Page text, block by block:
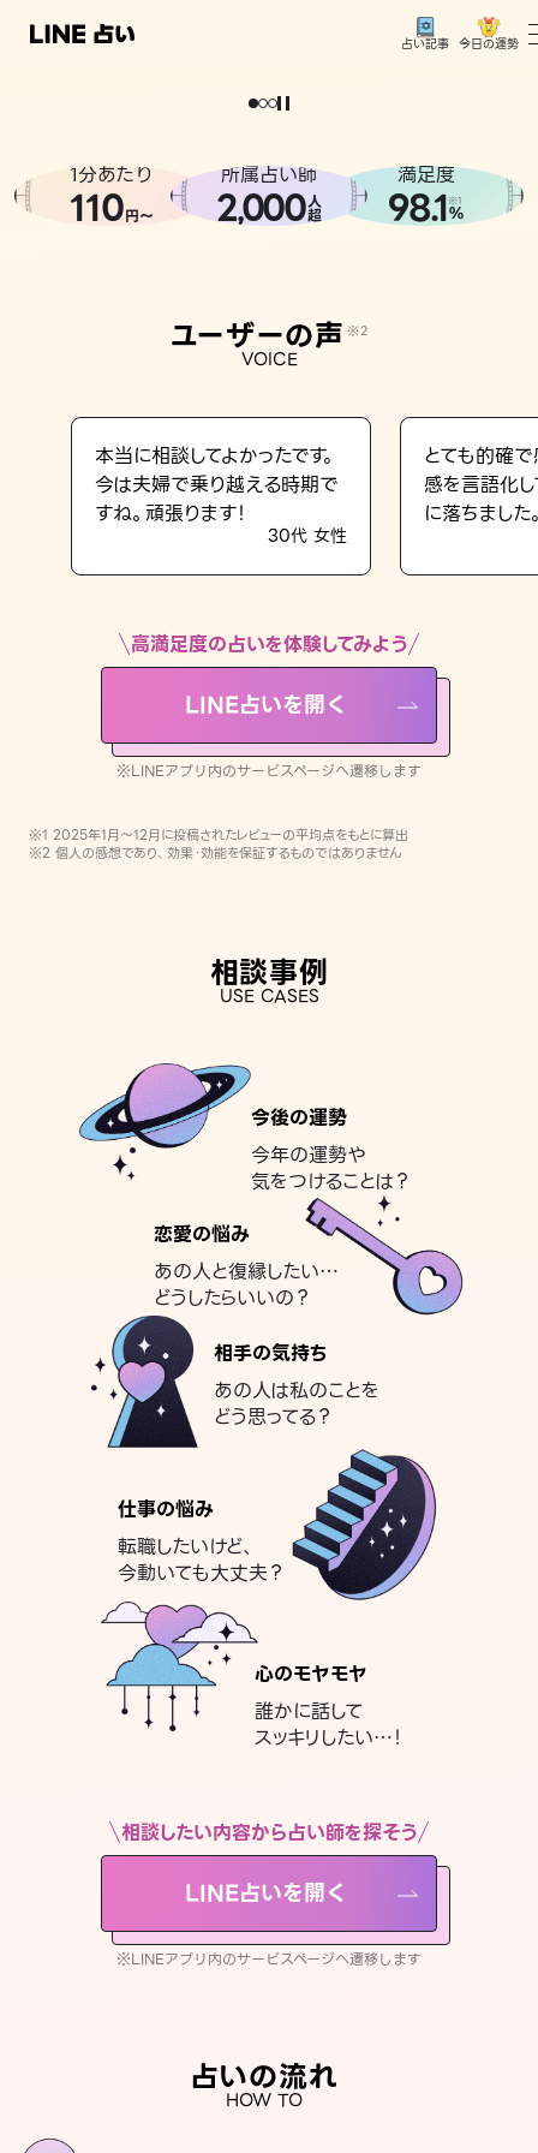
占い記事 今日の運勢
相談事例
LINE占いを開く
※LINEアプリ内のサービスページへ遷移します
どうせなら
。
1分あたり
110円〜
所属占い師
2,000人
超
満足度
98.1※1
%
ユーザーの声 ※2
VOICE
本当に相談してよかったです。
今は夫婦で乗り越える時期で
すね。頑張ります！
30代 女性
とても的確
感を言語化
に落ちました
高満足度の占いを体験してみよう
LINE占いを開く
※LINEアプリ内のサービスページへ遷移します
※1 2025年1月〜12月に投稿されたレビューの平均点をもとに算出
※2 個人の感想であり、効果・効能を保証するものではありません
相談事例
USE CASES
今後の運勢
今年の運勢や
気をつけることは？
恋愛の悩み
あの人と復縁したい…
どうしたらいいの？
相手の気持ち
あの人は私のことを
どう思ってる？
仕事の悩み
転職したいけど、
今動いても大丈夫？
心のモヤモヤ
誰かに話して
スッキリしたい…！
相談したい内容から占い師を探そう
LINE占いを開く
※LINEアプリ内のサービスページへ遷移します
占いの流れ
HOW TO